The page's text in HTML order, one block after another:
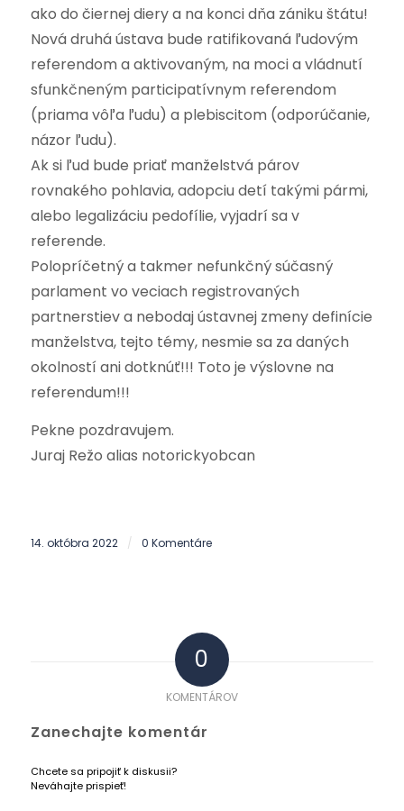
ako do čiernej diery a na konci dňa zániku štátu!
Nová druhá ústava bude ratifikovaná ľudovým
referendom a aktivovaným, na moci a vládnutí
sfunkčneným participatívnym referendom
(priama vôľa ľudu) a plebiscitom (odporúčanie,
názor ľudu).
Ak si ľud bude priať manželstvá párov
rovnakého pohlavia, adopciu detí takými pármi,
alebo legalizáciu pedofílie, vyjadrí sa v
referende.
Polopríčetný a takmer nefunkčný súčasný
parlament vo veciach registrovaných
partnerstiev a nebodaj ústavnej zmeny definície
manželstva, tejto témy, nesmie sa za daných
okolností ani dotknúť!!! Toto je výslovne na
referendum!!!
Pekne pozdravujem.
Juraj Režo alias notorickyobcan
14. októbra 2022 / 0 Komentáre
0
KOMENTÁROV
Zanechajte komentár
Chcete sa pripojiť k diskusii?
Neváhajte prispieť!